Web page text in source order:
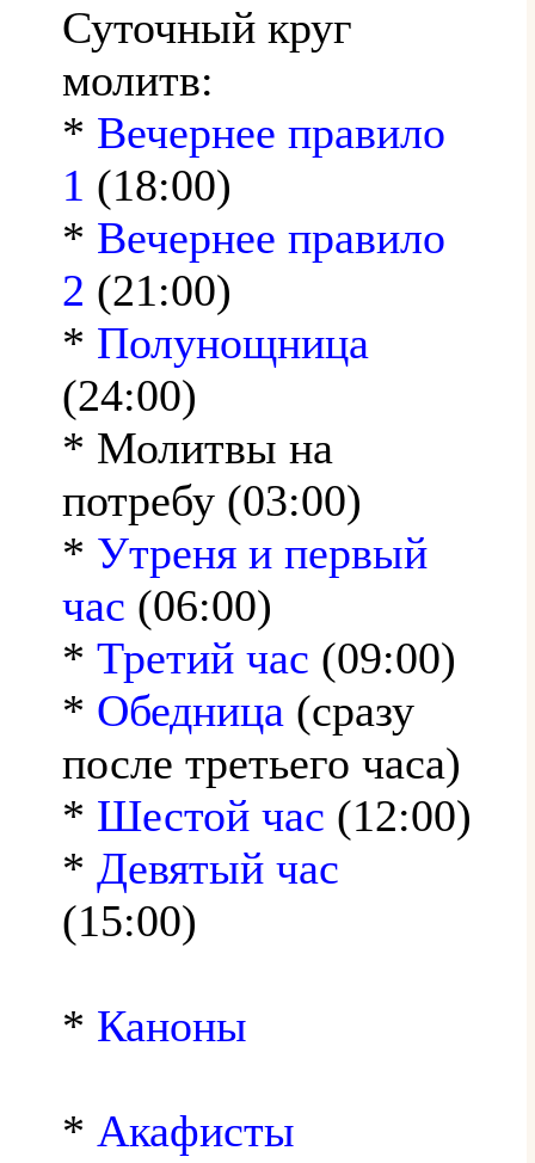
Суточный круг
молитв:
* Вечернее правило
1 (18:00)
* Вечернее правило
2 (21:00)
* Полунощница
(24:00)
* Молитвы на
потребу (03:00)
* Утреня и первый
час (06:00)
* Третий час (09:00)
* Обедница (сразу
после третьего часа)
* Шестой час (12:00)
* Девятый час
(15:00)
* Каноны
* Акафисты